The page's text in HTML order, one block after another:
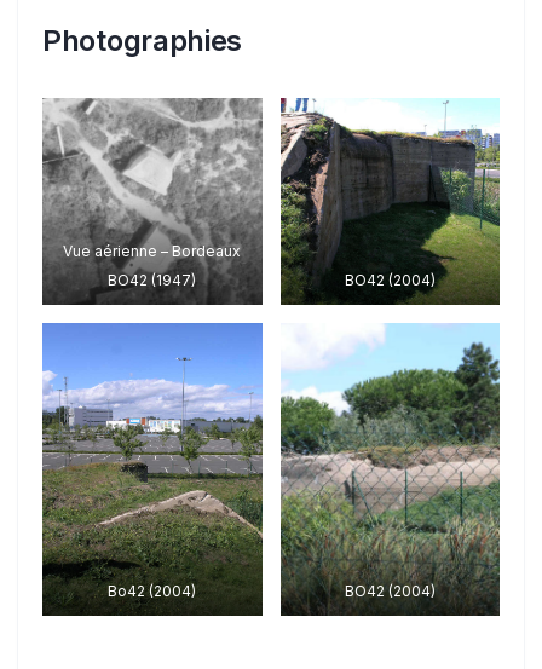
Photographies
Vue aérienne – Bordeaux
BO42 (1947)
BO42 (2004)
Bo42 (2004) BO42 (2004)